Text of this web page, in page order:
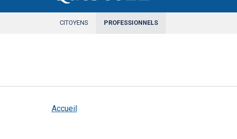
CITOYENS PROFESSIONNELSSECTION
Accueil